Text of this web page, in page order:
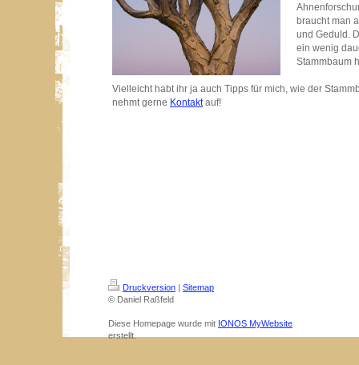
braucht man
und Geduld.
ein wenig
Stammbaum
Vielleicht habt ihr ja auch Tipps für mich, wie der
nehmt gerne Kontaktauf!
Druckversion | Sitemap
© Daniel Raßfeld
Diese Homepage wurde mit IONOS MyWebsite
erstellt.